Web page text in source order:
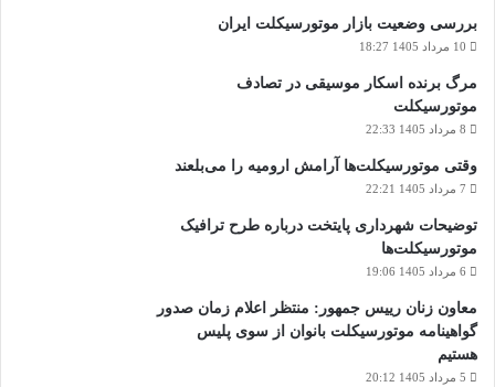
بررسی وضعیت بازار موتورسیکلت ایران
10 مرداد 1405 18:27
مرگ برنده اسکار موسیقی در تصادف
موتورسیکلت
8 مرداد 1405 22:33
وقتی موتورسیکلت‌ها آرامش ارومیه را می‌بلعند
7 مرداد 1405 22:21
توضیحات شهرداری پایتخت درباره طرح ترافیک
موتورسیکلت‌ها
6 مرداد 1405 19:06
معاون زنان رییس جمهور: منتظر اعلام زمان صدور
گواهینامه موتورسیکلت بانوان از سوی پلیس
هستیم
5 مرداد 1405 20:12